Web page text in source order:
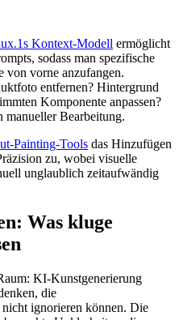
Kontext-Modell ermöglicht
sodass man spezifische
von vorne anzufangen.
entfernen? Hintergrund
Komponente anpassen?
manueller Bearbeitung.
Painting-Tools das Hinzufügen
zu, wobei visuelle
unglaublich zeitaufwändig
Was kluge
KI-Kunstgenerierung
die
ignorieren können. Die